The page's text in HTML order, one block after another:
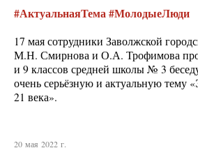
#АктуальнаяТема #МолодыеЛюди
17 мая сотрудники Заволжской
М.Н. Смирнова и О.А. Трофимова
и 9 классов средней школы № 3
очень серьёзную и актуальную тему
21 века».
20 мая 2022 г.